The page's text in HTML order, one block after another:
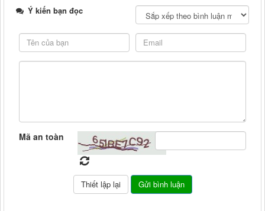
Ý kiến bạn đọc
Mã an toàn